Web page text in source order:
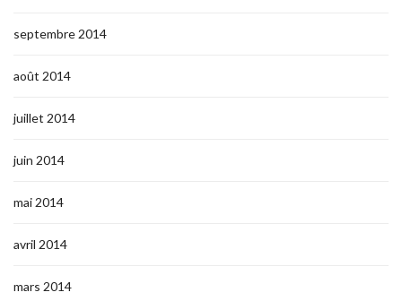
septembre 2014
août 2014
juillet 2014
juin 2014
mai 2014
avril 2014
mars 2014